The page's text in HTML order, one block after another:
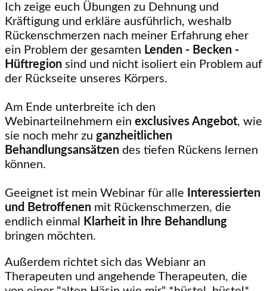
Ich zeige euch Übungen zu Dehnung und
Kräftigung und erkläre ausführlich, weshalb
Rückenschmerzen nach meiner Erfahrung eher
ein Problem der gesamten Lenden - Becken -
Hüftregion sind und nicht isoliert ein Problem auf
der Rückseite unseres Körpers.
Am Ende unterbreite ich den
Webinarteilnehmern ein exclusives Angebot, wie
sie noch mehr zu ganzheitlichen
Behandlungsansätzen des tiefen Rückens lernen
können.
Geeignet ist mein Webinar für alle
Interessierten
und Betroffenen mit Rückenschmerzen, die
endlich einmal
Klarheit in Ihre Behandlung
bringen möchten.
Außerdem richtet sich das Webianr an
Therapeuten und angehende Therapeuten, die